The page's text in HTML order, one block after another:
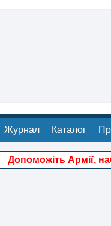
Журнал Каталог
Допоможіть Армії,